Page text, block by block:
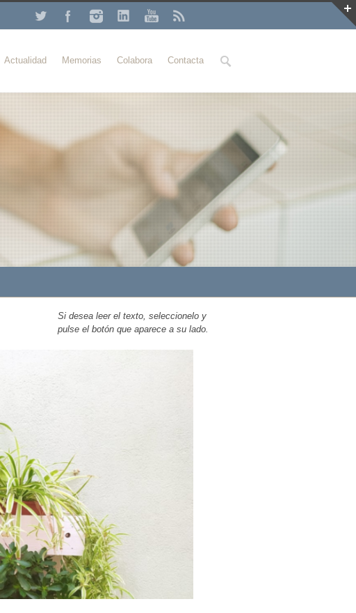
Buscar
Actualidad Memorias Colabora Contacta
Si desea leer el texto, seleccionelo y
pulse el botón que aparece a su lado.